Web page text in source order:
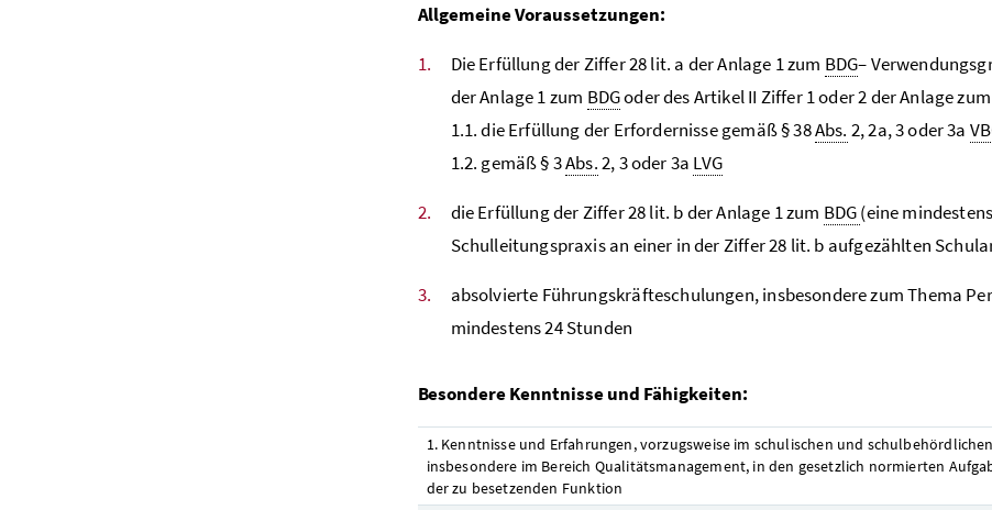
Allgemeine Voraussetzungen:
Die Erfüllung der Ziffer 28 lit. a der Anlage 1 zum BDG–
der Anlage 1 zum BDGoder des Artikel II Ziffer 1 oder 2 der Anlage zum
1.1. die Erfüllung der Erfordernisse gemäß § 38Abs. 2, 2a, 3 oder 3a
1.2. gemäß § 3Abs.2, 3 oder 3a LVG
die Erfüllung der Ziffer 28 lit. b der Anlage 1 zum BDG(eine
Schulleitungspraxis an einer in der Ziffer 28 lit. b aufgezählten
absolvierte Führungskräfteschulungen, insbesondere zum Thema
mindestens 24 Stunden
Besondere Kenntnisse und Fähigkeiten:
1. Kenntnisse und Erfahrungen, vorzugsweise im schulischen und
insbesondere im Bereich Qualitätsmanagement, in den gesetzlich normierten
der zu besetzenden Funktion